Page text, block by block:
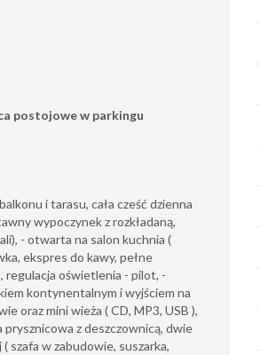
postojowe w parkingu
i tarasu, cała cześć dzienna
wypoczynek z rozkładaną,
- otwarta na salon kuchnia (
ekspres do kawy, pełne
regulacja oświetlenia - pilot, -
kontynentalnym i wyjściem na
oraz mini wieża ( CD, MP3, USB ),
prysznicowa z deszczownicą, dwie
szafa w zabudowie, suszarka,